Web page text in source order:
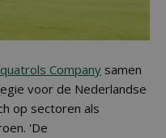
Company samen
voor de Nederlandse
op sectoren als
'De